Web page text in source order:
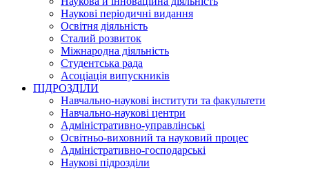
Наукові періодичні видання
Освітня діяльність
Сталий розвиток
Міжнародна діяльність
Студентська рада
Асоціація випускників
ПІДРОЗДІЛИ
Навчально-наукові інститути та факультети
Навчально-наукові центри
Адміністративно-управлінські
Освітньо-виховний та науковий процес
Адміністративно-господарські
Наукові підрозділи